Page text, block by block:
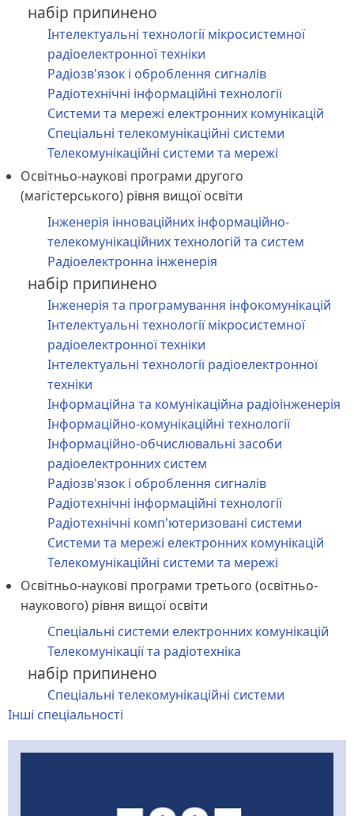
набір припинено
Інтелектуальні технології мікросистемної
радіоелектронної техніки
Радіозв'язок і оброблення сигналів
Радіотехнічні інформаційні технології
Системи та мережі електронних комунікацій
Спеціальні телекомунікаційні системи
Телекомунікаційні системи та мережі
Освітньо-наукові програми другого
(магістерського) рівня вищої освіти
Інженерія інноваційних інформаційно-
телекомунікаційних технологій та систем
Радіоелектронна інженерія
набір припинено
Інженерія та програмування інфокомунікацій
Інтелектуальні технології мікросистемної
радіоелектронної техніки
Інтелектуальні технології радіоелектронної
техніки
Інформаційна та комунікаційна радіоінженерія
Інформаційно-комунікаційні технології
Інформаційно-обчислювальні засоби
радіоелектронних систем
Радіозв'язок і оброблення сигналів
Радіотехнічні інформаційні технології
Радіотехнічні комп'ютеризовані системи
Системи та мережі електронних комунікацій
Телекомунікаційні системи та мережі
Освітньо-наукові програми третього (освітньо-
наукового) рівня вищої освіти
Спеціальні системи електронних комунікацій
Телекомунікації та радіотехніка
набір припинено
Спеціальні телекомунікаційні системи
Інші спеціальності